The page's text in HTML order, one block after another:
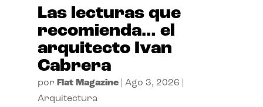
Las lecturas que
recomienda… el
arquitecto Ivan
Cabrera
por Flat Magazine| Ago 3, 2026
Arquitectura